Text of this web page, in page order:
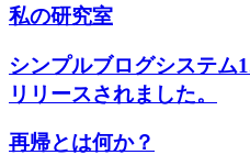
私の研究室
シンプルブログシステム
リリースされました。
再帰とは何か？